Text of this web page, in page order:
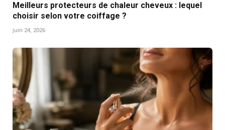
Meilleurs protecteurs de chaleur cheveux : lequel
choisir selon votre coiffage ?
juin 24, 2026